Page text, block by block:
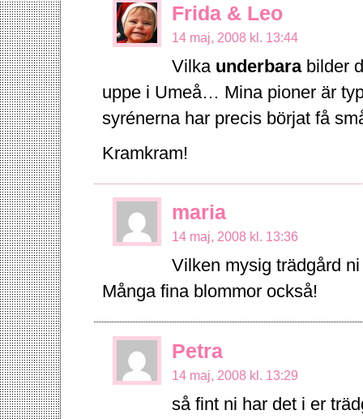
Frida & Leo
14 maj, 2008 kl. 13:44
Vilka underbarabilder
uppe i Umeå… Mina pioner är
syrénerna har precis börjat få
Kramkram!
maria
14 maj, 2008 kl. 13:36
Vilken mysig trädgård
Många fina blommor också!
Petra
14 maj, 2008 kl. 13:29
så fint ni har det i er